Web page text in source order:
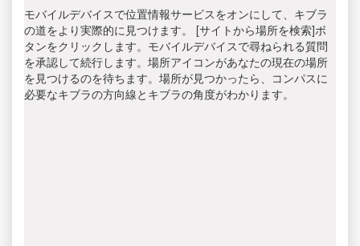
モバイルデバイスで位置情報サービスをオンにして、キブラ
の道をより実際的に見つけます。 [サイトから場所を検索]ボ
タンをクリックします。モバイルデバイスで尋ねられる質問
を承認して続行します。場所アイコンがあなたの現在の場所
を見つけるのを待ちます。場所が見つかったら、コンパスに
必要なキブラの方向線とキブラの角度がわかります。